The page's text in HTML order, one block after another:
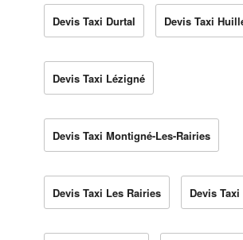
Devis Taxi Durtal Devis Taxi
Devis Taxi Lézigné
Devis Taxi Montigné-Les-Rairies
Devis Taxi Les Rairies Devis